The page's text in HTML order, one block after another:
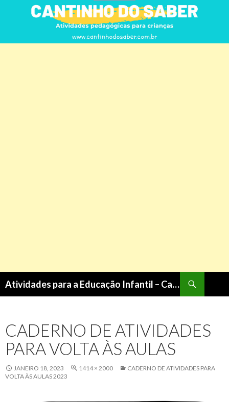
Atividades para a Educação Infantil – Cantinho do Saber
CONTEÚDO
CADERNO DE ATIVIDADES
PARA VOLTA ÀS AULAS
JANEIRO 18, 2023 1414 × 2000
CADERNO DE ATIVIDADES PARA
VOLTA ÀS AULAS 2023